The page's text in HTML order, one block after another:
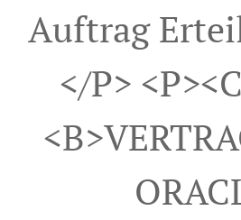
Auftrag
</p>